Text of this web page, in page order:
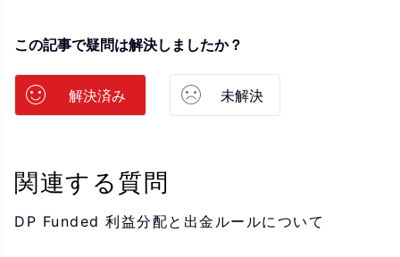
この記事で疑問は解決しましたか？
解決済み 未解決
関連する質問
DP Funded 利益分配と出金ルールについて